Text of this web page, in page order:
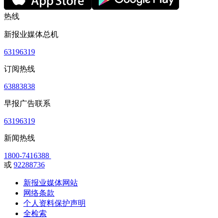
热线
新报业媒体总机
63196319
订阅热线
63883838
早报广告联系
63196319
新闻热线
1800-7416388
或 92288736
新报业媒体网站
网络条款
个人资料保护声明
全检索